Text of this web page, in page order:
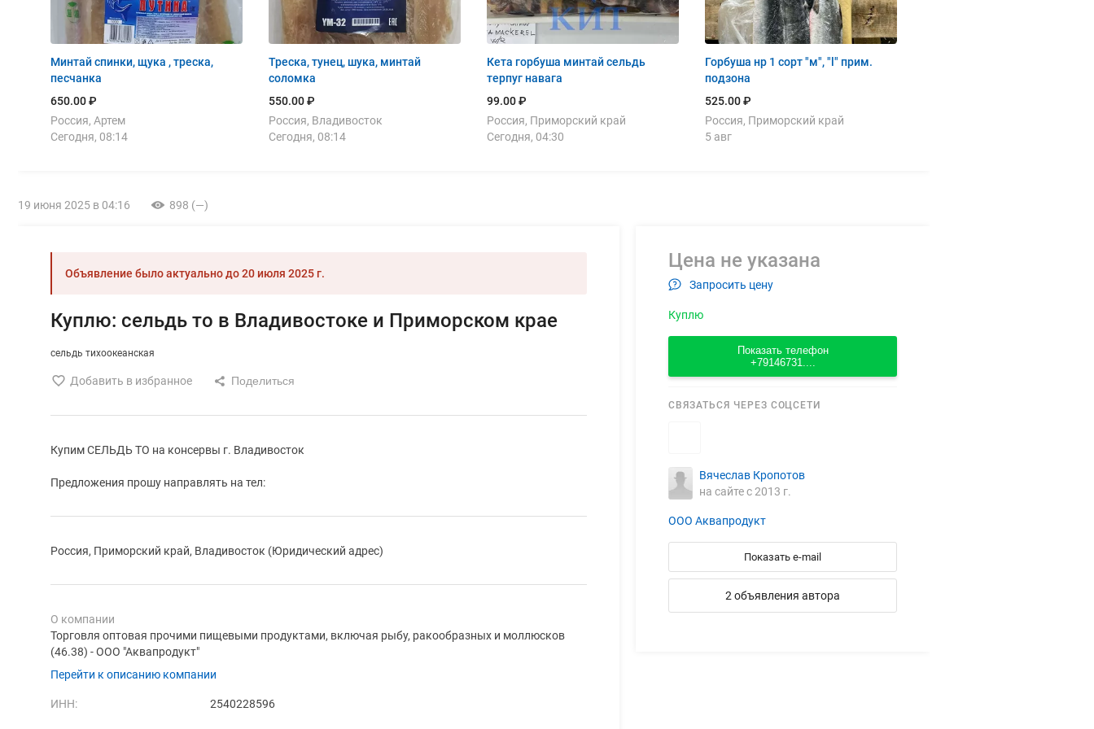
Минтай спинки, щука , треска,
песчанка
650.00 ₽
Россия, Артем
Сегодня, 08:14
Треска, тунец, шука, минтай
соломка
550.00 ₽
Россия, Владивосток
Сегодня, 08:14
Кета горбуша минтай сельдь
терпуг навага
99.00 ₽
Россия, Приморский край
Сегодня, 04:30
Горбуша нр 1 сорт "м", "l" прим.
подзона
525.00 ₽
Россия, Приморский край
5 авг
19 июня 2025 в 04:16 898 (—)
Объявление было актуально до20 июля 2025 г.
Куплю: сельдь то в Владивостоке и Приморском крае
сельдь тихоокеанская
Добавить в избранное
Купим СЕЛЬДЬ ТО на консервы г. Владивосток
Предложения прошу направлять на тел:
Россия, Приморский край, Владивосток (Юридический адрес)
О компании
Торговля оптовая прочими пищевыми продуктами, включая рыбу, ракообразных и моллюсков
(46.38) - ООО "Аквапродукт"
Перейти к описанию компании
ИНН: 2540228596
Цена не указана
Запросить цену
Куплю
Показать телефон
+79146731....
СВЯЗАТЬСЯ ЧЕРЕЗ СОЦСЕТИ
Вячеслав Кропотов
на сайте с 2013 г.
ООО Аквапродукт
Показать e-mail
2 объявления автора